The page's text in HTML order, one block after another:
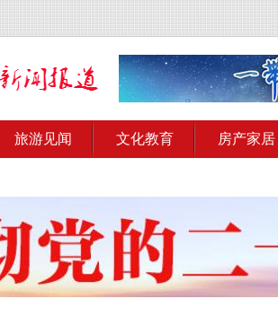
旅游见闻 文化教育 房产家居